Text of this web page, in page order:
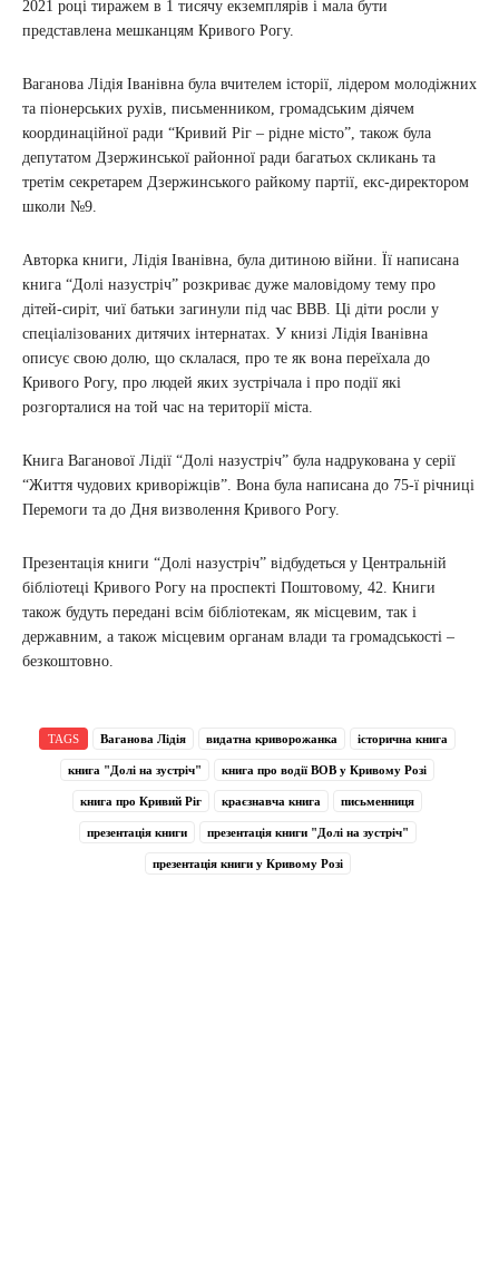
2021 році тиражем в 1 тисячу екземплярів і мала бути
представлена ​​мешканцям Кривого Рогу.
Ваганова Лідія Іванівна була вчителем історії, лідером молодіжних
та піонерських рухів, письменником, громадським діячем
координаційної ради “Кривий Ріг – рідне місто”, також була
депутатом Дзержинської районної ради багатьох скликань та
третім секретарем Дзержинського райкому партії, екс-директором
школи №9.
Авторка книги, Лідія Іванівна, була дитиною війни. Її написана
книга “Долі назустріч” розкриває дуже маловідому тему про
дітей-сиріт, чиї батьки загинули під час ВВВ. Ці діти росли у
спеціалізованих дитячих інтернатах. У книзі Лідія Іванівна
описує свою долю, що склалася, про те як вона переїхала до
Кривого Рогу, про людей яких зустрічала і про події які
розгорталися на той час на території міста.
Книга Ваганової Лідії “Долі назустріч” була надрукована у серії
“Життя чудових криворіжців”. Вона була написана до 75-ї річниці
Перемоги та до Дня визволення Кривого Рогу.
Презентація книги “Долі назустріч” відбудеться у Центральній
бібліотеці Кривого Рогу на проспекті Поштовому, 42. Книги
також будуть передані всім бібліотекам, як місцевим, так і
державним, а також місцевим органам влади та громадськості –
безкоштовно.
TAGS Ваганова Лідія видатна криворожанка історична книга
книга "Долі на зустріч" книга про водії ВОВ у Кривому Розі
книга про Кривий Ріг краєзнавча книга письменниця
презентація книги презентація книги "Долі на зустріч"
презентація книги у Кривому Розі